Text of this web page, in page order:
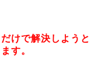
けで解決しようと
す。